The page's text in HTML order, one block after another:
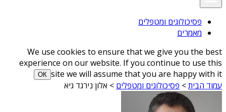
פסיכולוגים ומטפלים
מאמרים
We use cookies to ensure that we give you the best
experience on our website. If you continue to use this
site we will assume that you are happy with it
ОК
עמוד הבית> פסיכולוגים ומטפלים > אלון נירגד גיא